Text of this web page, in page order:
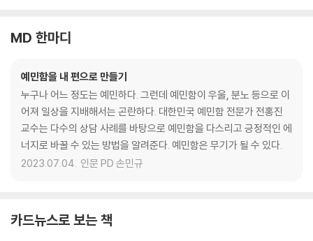
MD 한마디
예민함을 내 편으로 만들기
누구나 어느 정도는 예민하다. 그런데 예민함이 우울, 분노 등으로 이
어져 일상을 지배해서는 곤란하다. 대한민국 예민함 전문가 전홍진
교수는 다수의 상담 사례를 바탕으로 예민함을 다스리고 긍정적인 에
너지로 바꿀 수 있는 방법을 알려준다. 예민함은 무기가 될 수 있다.
2023.07.04. 인문 PD 손민규
카드뉴스로 보는 책